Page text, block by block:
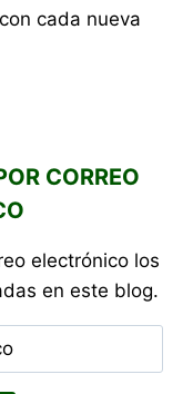
cada nueva
CORREO
electrónico los
en este blog.